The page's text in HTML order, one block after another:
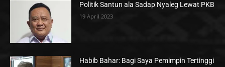
Politik Santun ala Sadap Nyaleg Lewat PKB
19 April 2023
Habib Bahar: Bagi Saya Pemimpin Tertinggi